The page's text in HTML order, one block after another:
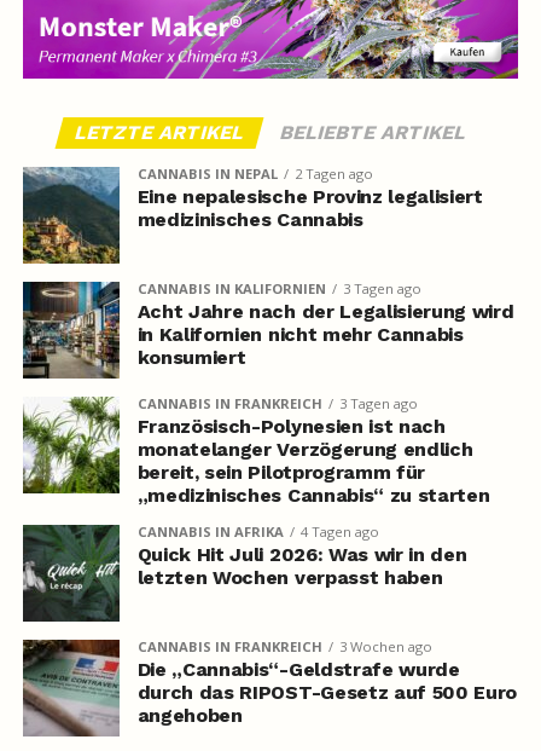
LETZTE ARTIKEL BELIEBTE ARTIKEL
CANNABIS IN NEPAL 2 Tagen ago
Eine nepalesische Provinz legalisiert
medizinisches Cannabis
CANNABIS IN KALIFORNIEN 3 Tagen ago
Acht Jahre nach der Legalisierung wird
in Kalifornien nicht mehr Cannabis
konsumiert
CANNABIS IN FRANKREICH 3 Tagen ago
Französisch-Polynesien ist nach
monatelanger Verzögerung endlich
bereit, sein Pilotprogramm für
„medizinisches Cannabis“ zu starten
CANNABIS IN AFRIKA 4 Tagen ago
Quick Hit Juli 2026: Was wir in den
letzten Wochen verpasst haben
CANNABIS IN FRANKREICH 3 Wochen ago
Die „Cannabis“-Geldstrafe wurde
durch das RIPOST-Gesetz auf 500 Euro
angehoben